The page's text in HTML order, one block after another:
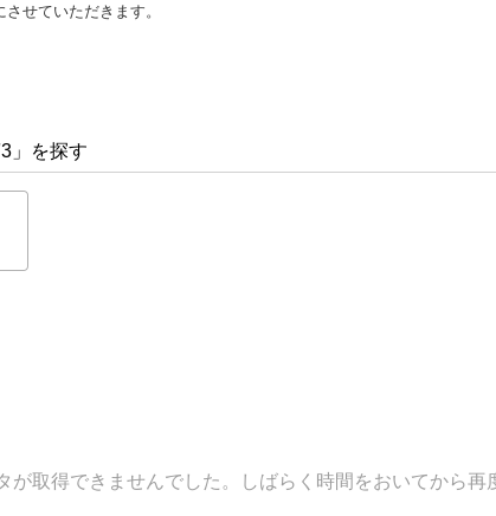
せていただきます。
」を探す
が取得できませんでした。しばらく時間をおいてから再